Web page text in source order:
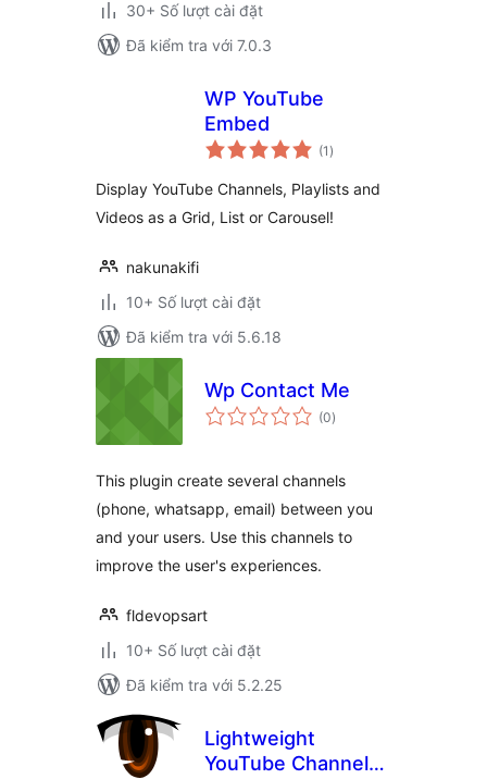
30+ Số lượt cài đặt
Đã kiểm tra với 7.0.3
WP YouTube
Embed
(1 tổng
đánh
)
Display YouTube Channels, Playlists and
Videos as a Grid, List or Carousel!
nakunakifi
10+ Số lượt cài đặt
Đã kiểm tra với 5.6.18
Wp Contact Me
(0tổng
đánh
)
This plugin create several channels
(phone, whatsapp, email) between you
and your users. Use this channels to
improve the user's experiences.
fldevopsart
10+ Số lượt cài đặt
Đã kiểm tra với 5.2.25
Lightweight
YouTube Channel